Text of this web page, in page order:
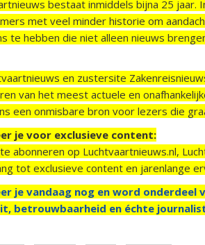
bestaat inmiddels bijna 25
met veel minder historie om
te hebben die niet alleen nieuws
en zustersite
van het meest actuele en
een onmisbare bron voor lezers die
je voor exclusieve content:
abonneren op Luchtvaartnieuws.nl,
tot exclusieve content en jarenlange
je vandaag nog en word onderdeel
betrouwbaarheid en échte